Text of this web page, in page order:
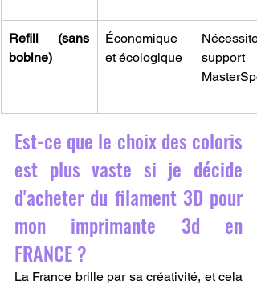
Refill (sans
bobine)
Économique
et écologique
support
Est-ce que le choix des coloris
est plus vaste si je décide
d'acheter du filament 3D pour
mon imprimante 3d en
FRANCE ?
La France brille par sa créativité, et cela